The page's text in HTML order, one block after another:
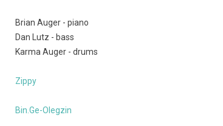
Brian Auger - piano
Dan Lutz - bass
Karma Auger - drums
Zippy
Bin.Ge-Olegzin